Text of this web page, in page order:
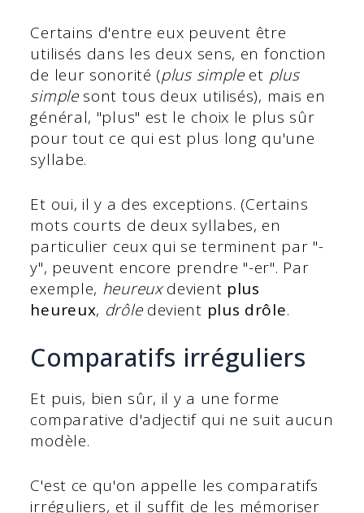
Certains d'entre eux peuvent être
utilisés dans les deux sens, en fonction
de leur sonorité (plus simpleet plus
simplesont tous deux utilisés), mais en
général, "plus" est le choix le plus sûr
pour tout ce qui est plus long qu'une
syllabe.
Et oui, il y a des exceptions. (Certains
mots courts de deux syllabes, en
particulier ceux qui se terminent par "-
y", peuvent encore prendre "-er". Par
exemple, heureuxdevient plus
heureux, drôledevient plus drôle.
Comparatifs irréguliers
Et puis, bien sûr, il y a une forme
comparative d'adjectif qui ne suit aucun
modèle.
C'est ce qu'on appelle les comparatifs
irréguliers, et il suffit de les mémoriser